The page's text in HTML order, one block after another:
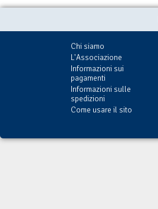
Chi siamo
L'Associazione
Informazioni sui
pagamenti
Informazioni sulle
spedizioni
Come usare il sito